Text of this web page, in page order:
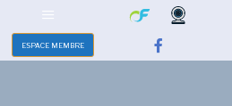
ESPACE MEMBRE